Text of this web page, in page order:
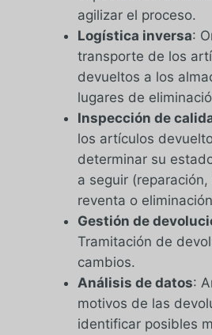
agilizar el proceso.
Logística inversa:
transporte de los
devueltos a los
lugares de
Inspección de
los artículos
determinar su
a seguir
reventa o
Gestión de
Tramitación de
cambios.
Análisis de datos:
motivos de las
identificar posibles